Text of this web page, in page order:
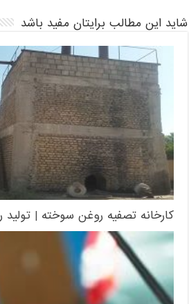
شاید این مطالب برایتان مفید باشد
کارخانه تصفیه روغن سوخته | تولید